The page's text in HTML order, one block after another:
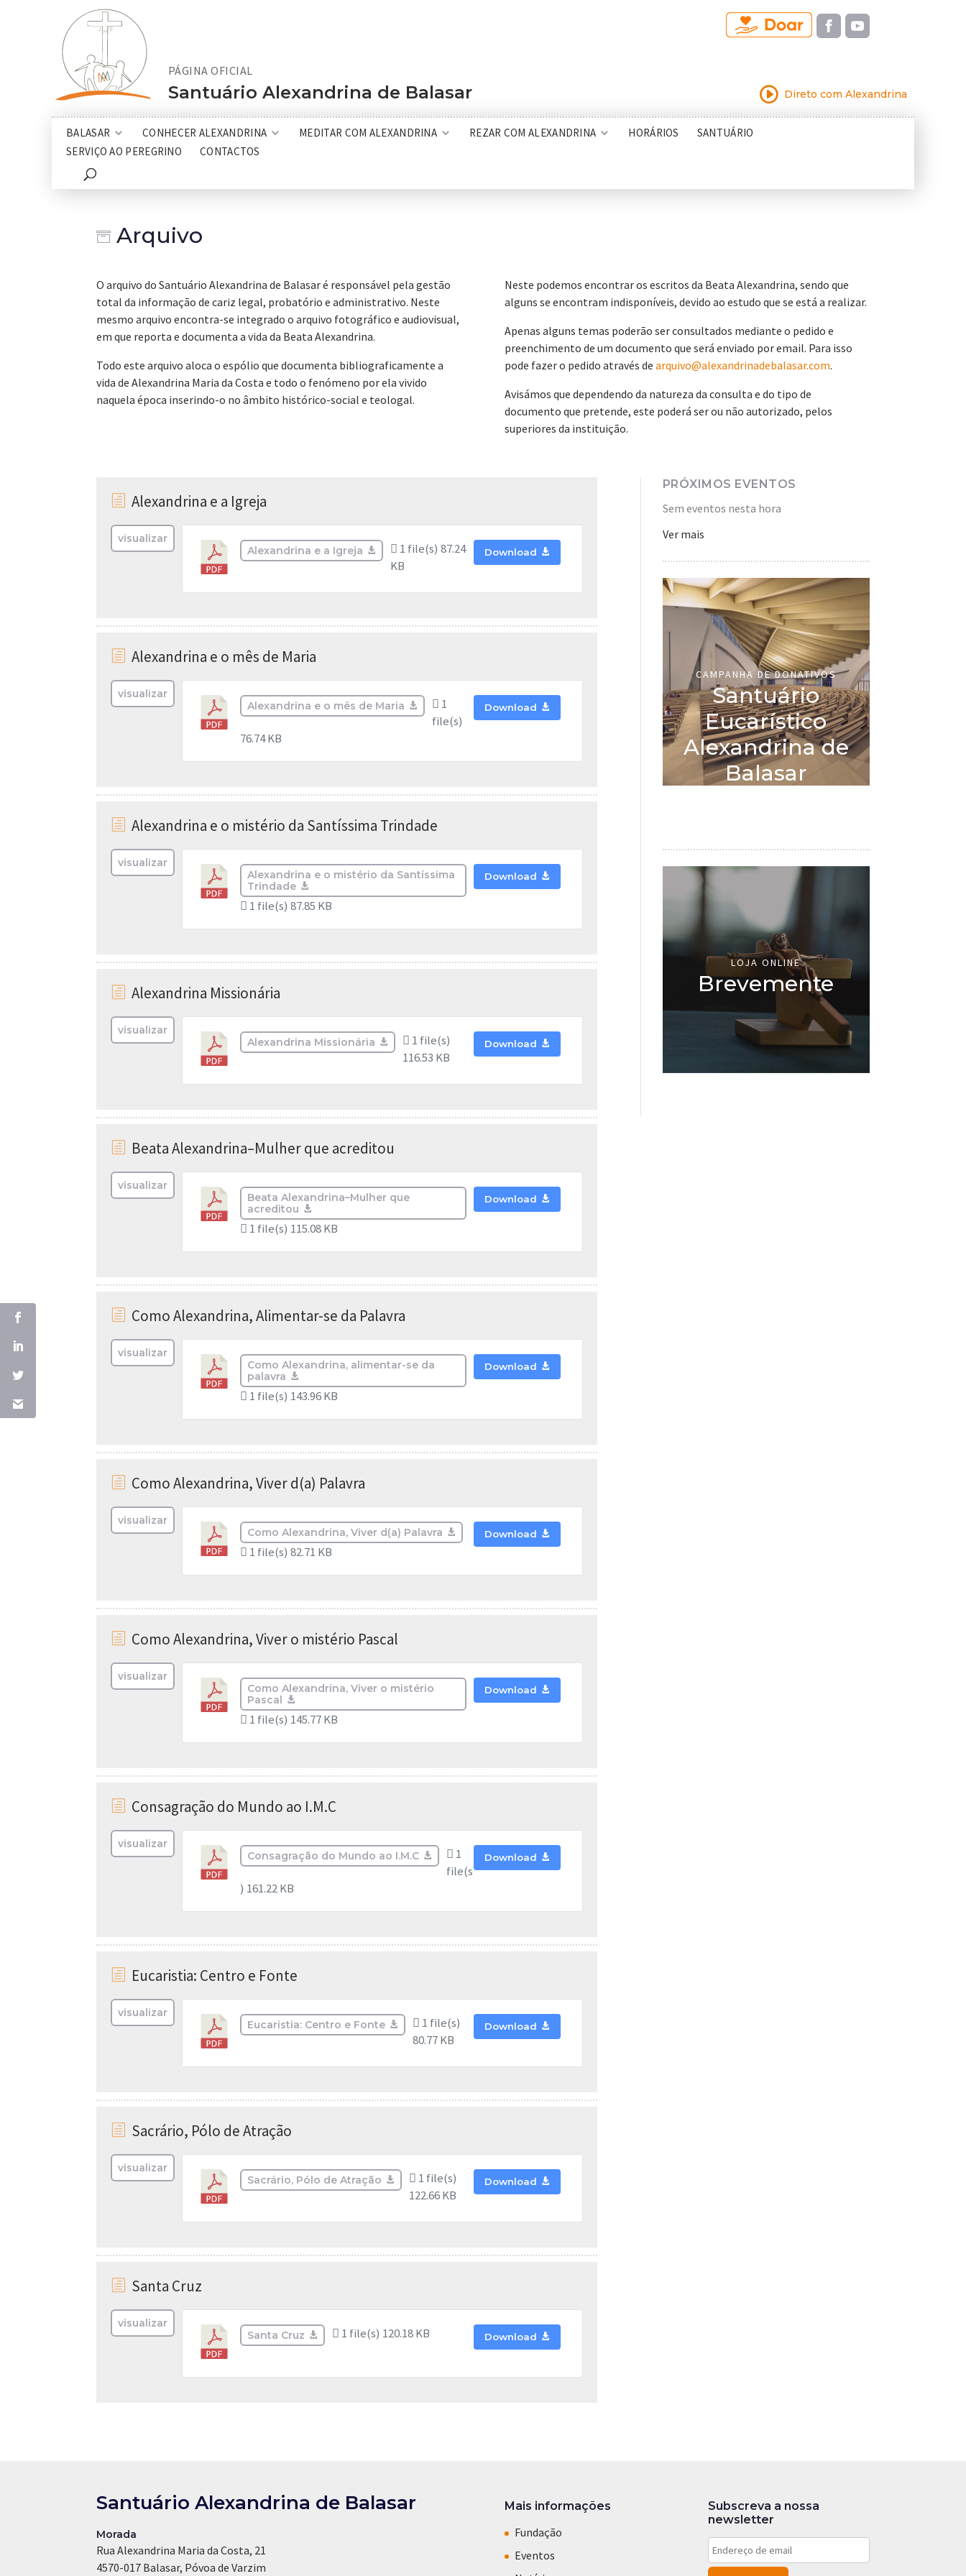
PÁGINA OFICIAL
Santuário Alexandrina de Balasar I Direto com Alexandrina
BALASAR CONHECER ALEXANDRINA MEDITAR COM ALEXANDRINA REZAR COM ALEXANDRINA HORÁRIOS
SANTUÁRIO
SERVIÇO AO PEREGRINO
CONTACTOS
 Arquivo
O arquivo do Santuário Alexandrina de Balasar é responsável pela gestão
total da informação de cariz legal, probatório e administrativo. Neste
mesmo arquivo encontra-se integrado o arquivo fotográfico e audiovisual,
em que reporta e documenta a vida da Beata Alexandrina.
Todo este arquivo aloca o espólio que documenta bibliograficamente a
vida de Alexandrina Maria da Costa e todo o fenómeno por ela vivido
naquela época inserindo-o no âmbito histórico-social e teologal.
Neste podemos encontrar os escritos da Beata Alexandrina, sendo que
alguns se encontram indisponíveis, devido ao estudo que se está a realizar.
Apenas alguns temas poderão ser consultados mediante o pedido e
preenchimento de um documento que será enviado por email. Para isso
pode fazer o pedido através de arquivo@alexandrinadebalasar.com.
Avisámos que dependendo da natureza da consulta e do tipo de
documento que pretende, este poderá ser ou não autorizado, pelos
superiores da instituição.
h Alexandrina e a Igreja
visualizar
Alexandrina e a Igreja
1 file(s)87.24
KB
Download
h Alexandrina e o mês de Maria
visualizar
Alexandrina e o mês de Maria
1
file(s)
76.74 KB
Download
h Alexandrina e o mistério da Santíssima Trindade
visualizar
Alexandrina e o mistério da Santíssima
Trindade
1 file(s)87.85 KB
Download
h Alexandrina Missionária
visualizar
Alexandrina Missionária
1 file(s)
116.53 KB
Download
h Beata Alexandrina–Mulher que acreditou
visualizar
Beata Alexandrina–Mulher que
acreditou
1 file(s) 115.08 KB
Download
h Como Alexandrina, Alimentar-se da Palavra
visualizar
Como Alexandrina, alimentar-se da
palavra
1 file(s) 143.96 KB
Download
h Como Alexandrina, Viver d(a) Palavra
visualizar
Como Alexandrina, Viver d(a) Palavra
1 file(s)82.71 KB
Download
h Como Alexandrina, Viver o mistério Pascal
visualizar
Como Alexandrina, Viver o mistério
Pascal
1 file(s) 145.77 KB
Download
h Consagração do Mundo ao I.M.C
visualizar
Consagração do Mundo ao I.M.C
1
file(s
) 161.22 KB
Download
h Eucaristia: Centro e Fonte
visualizar
Eucaristia: Centro e Fonte
1 file(s)
80.77 KB
Download
h Sacrário, Pólo de Atração
visualizar
Sacrário, Pólo de Atração
1 file(s)
122.66 KB
Download
h Santa Cruz
visualizar
Santa Cruz
1 file(s) 120.18 KB Download
PRÓXIMOS EVENTOS
Sem eventos nesta hora
Ver mais
CAMPANHA DE DONATIVOS
Santuário
Eucarístico
Alexandrina de
Balasar
LOJA ONLINE
Brevemente
Santuário Alexandrina de Balasar
Morada
Rua Alexandrina Maria da Costa, 21
4570-017 Balasar, Póvoa de Varzim
Mais informações
Fundação
Eventos
Subscreva a nossa
newsletter